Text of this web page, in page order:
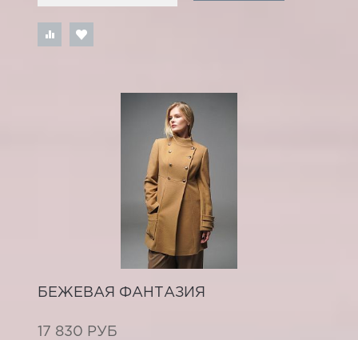
БЕЖЕВАЯ ФАНТАЗИЯ
17 830 РУБ